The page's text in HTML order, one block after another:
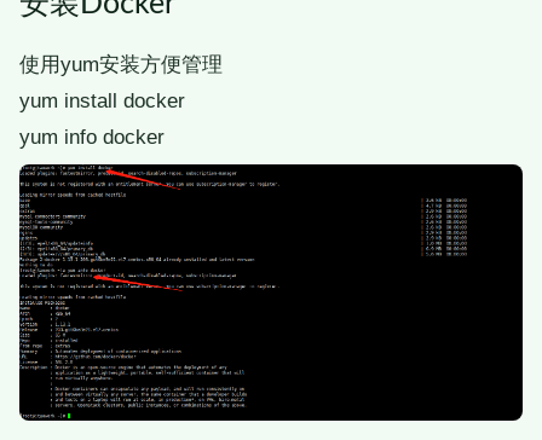
使用yum安装方便管理
yum install docker
yum info docker